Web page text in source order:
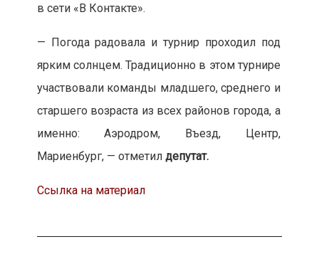
в сети «В Контакте».
— Погода радовала и турнир проходил под
ярким солнцем. Традиционно в этом турнире
участвовали команды младшего, среднего и
старшего возраста из всех районов города, а
именно: Аэродром, Въезд, Центр,
Мариенбург, — отметил депутат.
Ссылка на материал